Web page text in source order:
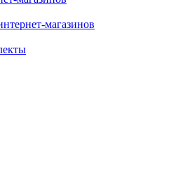
магазинов